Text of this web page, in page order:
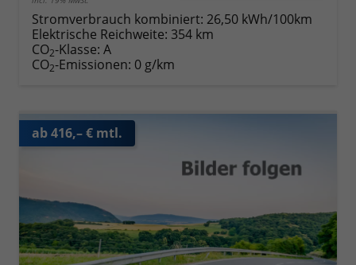
Stromverbrauch kombiniert: 26,50 kWh/100km
Elektrische Reichweite: 354 km
CO2-Klasse: A
CO2-Emissionen: 0 g/km
ab 416,– € mtl.